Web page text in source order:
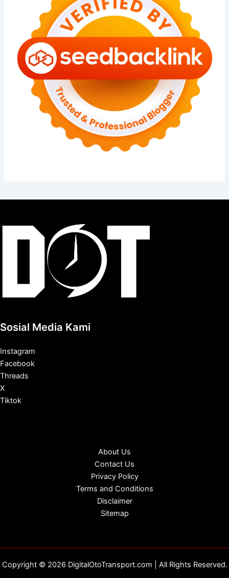
Sosial Media Kami
Instagram
Facebook
Threads
X
Tiktok
About Us
Contact Us
Privacy Policy
Terms and Conditions
Disclaimer
Sitemap
Copyright © 2026 DigitalOtoTransport.com | All Rights Reserved.